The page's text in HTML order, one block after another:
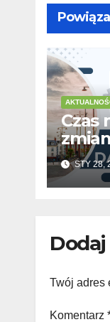
Czas
STY 28,
Twój adres
Komentarz